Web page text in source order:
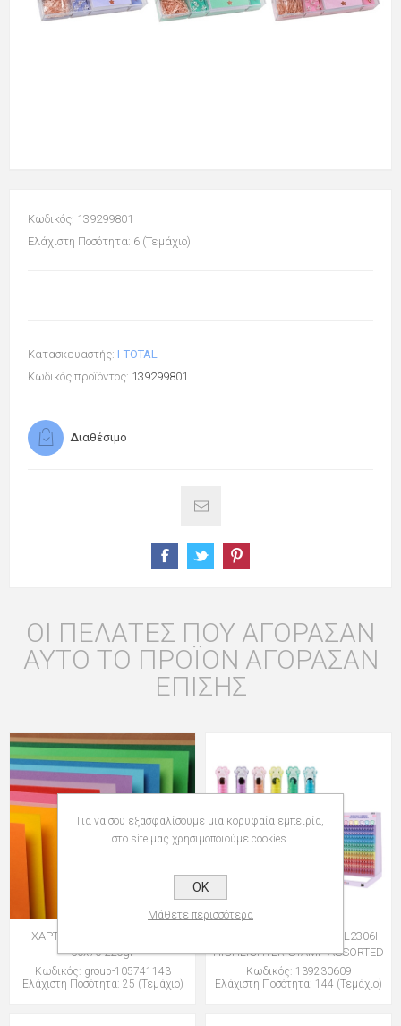
Κωδικός: 139299801
Ελάχιστη Ποσότητα: 6 (Τεμάχιο)
Κατασκευαστής: I-TOTAL
Κωδικός προϊόντος: 139299801
Διαθέσιμο
ΟΙ ΠΕΛΆΤΕΣ ΠΟΥ ΑΓΌΡΑΣΑΝ
ΑΥΤΌ ΤΟ ΠΡΟΪΌΝ ΑΓΌΡΑΣΑΝ
ΕΠΊΣΗΣ
ΧΑΡΤΙ CANSON COLORLINE
50x70 220gr
Κωδικός: group-105741143
Ελάχιστη Ποσότητα: 25 (Τεμάχιο)
ΜΑΡΚΑΔΟΡΟΙ i-TOTAL XL2306I
HIGHLIGHTER-STAMP ASSORTED
Κωδικός: 139230609
Ελάχιστη Ποσότητα: 144 (Τεμάχιο)
Για να σου εξασφαλίσουμε μια κορυφαία εμπειρία,
στο site μας χρησιμοποιούμε cookies.
OK
Μάθετε περισσότερα